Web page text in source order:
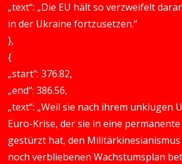
„text“: „Die EU hält so verzweifelt
in der Ukraine fortzusetzen.“
},
{
„start“: 376.82,
„end“: 386.56,
„text“: „Weil sie nach ihrem unklugen
Euro-Krise, der sie in eine
gestürzt hat, den Militärkinesianismus
noch verbliebenen Wachstumsplan